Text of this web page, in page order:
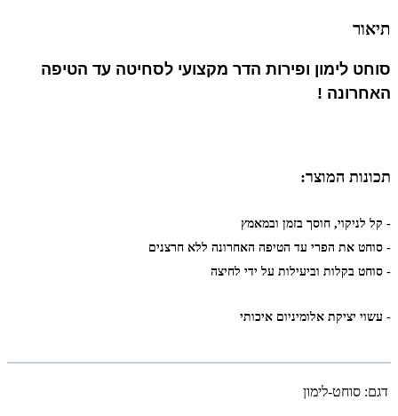
תיאור
סוחט לימון ופירות הדר מקצועי לסחיטה עד הטיפה
האחרונה !
תכונות המוצר:
- קל לניקוי, חוסך בזמן ובמאמץ
- סוחט את הפרי עד הטיפה האחרונה ללא חרצנים
- סוחט בקלות וביעילות על ידי לחיצה
- עשוי יציקת אלומיניום איכותי
דגם: סוחט-לימון